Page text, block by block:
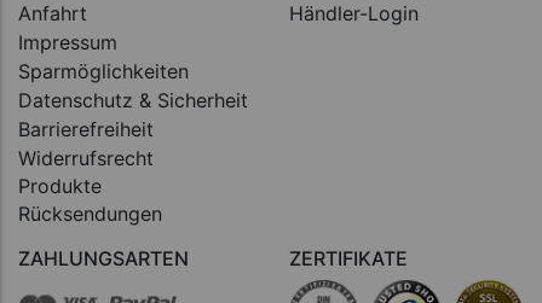
Anfahrt
Impressum
Sparmöglichkeiten
Datenschutz & Sicherheit
Barrierefreiheit
Widerrufsrecht
Produkte
Rücksendungen
Händler-Login
ZAHLUNGSARTEN ZERTIFIKATE